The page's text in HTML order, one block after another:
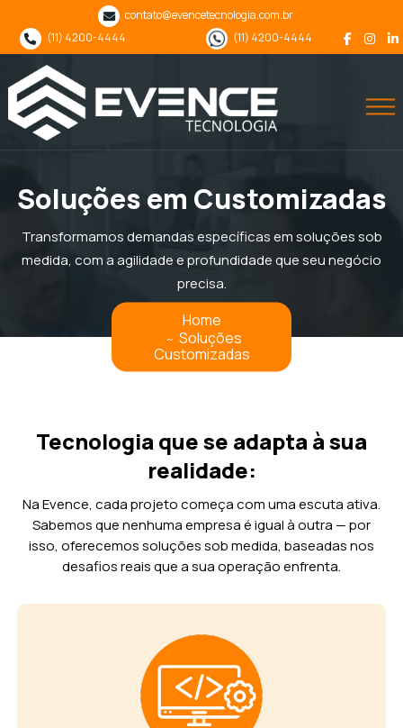
contato@evencetecnologia.com.br
(11) 4200-4444
(11) 4200-4444
Home
Soluções
Customizadas
Soluções em Customizadas
Transformamos demandas específicas em soluções sob
medida, com a agilidade e profundidade que seu negócio
precisa.
Tecnologia que se adapta à sua
realidade:
Na Evence, cada projeto começa com uma escuta ativa.
Sabemos que nenhuma empresa é igual à outra — por
isso, oferecemos soluções sob medida, baseadas nos
desafios reais que a sua operação enfrenta.